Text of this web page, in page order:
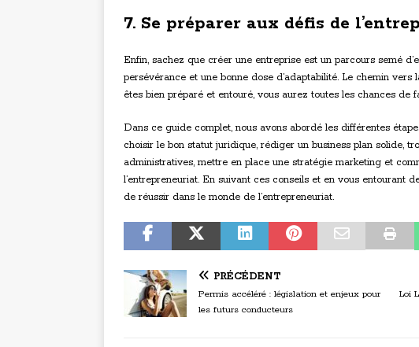
7. Se préparer aux défis de
Enfin, sachez que créer une entreprise est un parcours semé
persévérance et une bonne dose d’adaptabilité. Le chemin
êtes bien préparé et entouré, vous aurez toutes les chances
Dans ce guide complet, nous avons abordé les différentes
choisir le bon statut juridique, rédiger un business plan solide,
administratives, mettre en place une stratégie marketing et
l’entrepreneuriat. En suivant ces conseils et en vous entourant
de réussir dans le monde de l’entrepreneuriat.
PRÉCÉDENT
Permis accéléré : législation et enjeux pour
les futurs conducteurs
Loi